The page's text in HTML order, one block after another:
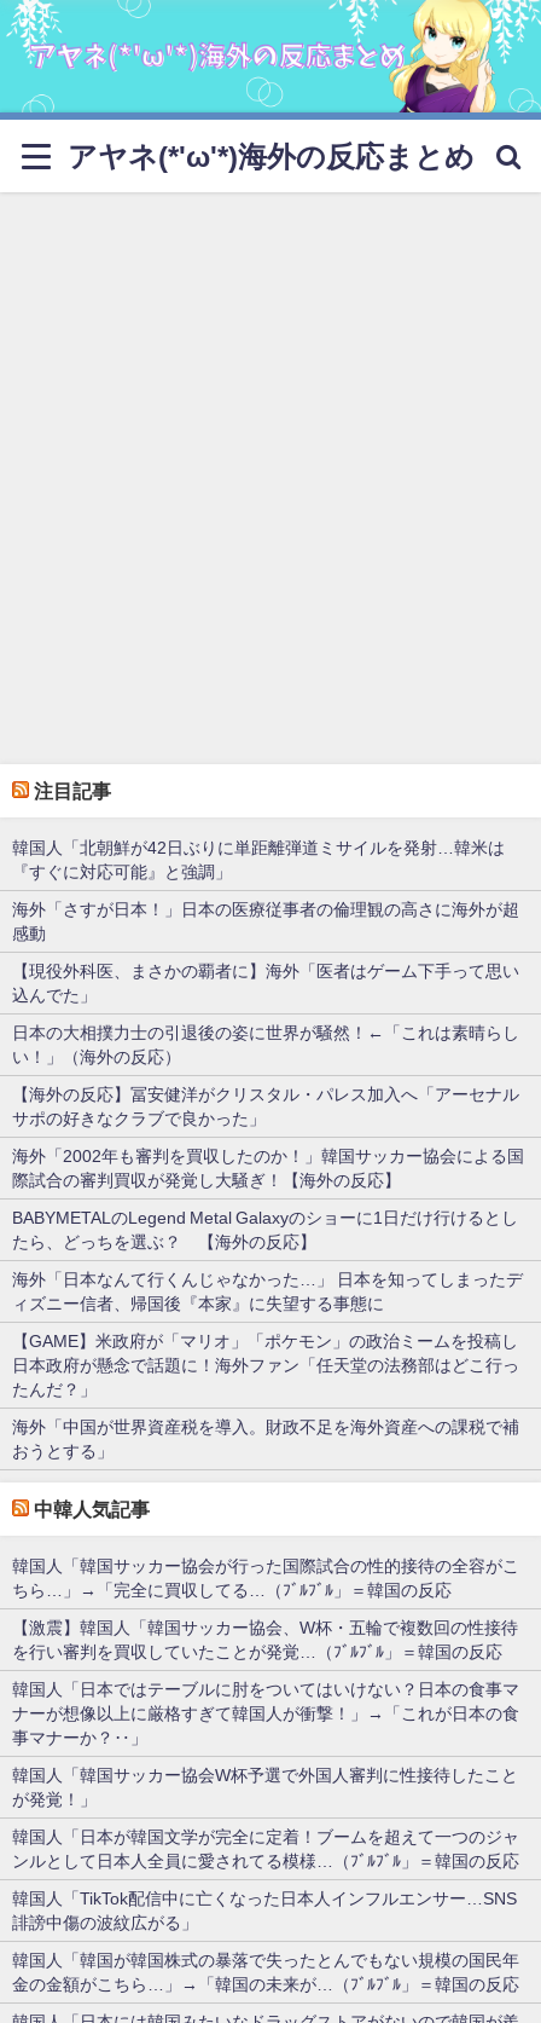
アヤネ(*'ω'*)海外の反応まとめ
注目記事
韓国人「北朝鮮が42日ぶりに単距離弾道ミサイルを発射…韓米は
『すぐに対応可能』と強調」
海外「さすが日本！」日本の医療従事者の倫理観の高さに海外が超
感動
【現役外科医、まさかの覇者に】海外「医者はゲーム下手って思い
込んでた」
日本の大相撲力士の引退後の姿に世界が騒然！←「これは素晴らし
い！」（海外の反応）
【海外の反応】冨安健洋がクリスタル・パレス加入へ「アーセナル
サポの好きなクラブで良かった」
海外「2002年も審判を買収したのか！」韓国サッカー協会による国
際試合の審判買収が発覚し大騒ぎ！【海外の反応】
BABYMETALのLegend Metal Galaxyのショーに1日だけ行けるとし
たら、どっちを選ぶ？ 【海外の反応】
海外「日本なんて行くんじゃなかった…」 日本を知ってしまったデ
ィズニー信者、帰国後『本家』に失望する事態に
【GAME】米政府が「マリオ」「ポケモン」の政治ミームを投稿し
日本政府が懸念で話題に！海外ファン「任天堂の法務部はどこ行っ
たんだ？」
海外「中国が世界資産税を導入。財政不足を海外資産への課税で補
おうとする」
中韓人気記事
韓国人「韓国サッカー協会が行った国際試合の性的接待の全容がこ
ちら…」→「完全に買収してる…（ﾌﾞﾙﾌﾞﾙ」＝韓国の反応
【激震】韓国人「韓国サッカー協会、W杯・五輪で複数回の性接待
を行い審判を買収していたことが発覚…（ﾌﾞﾙﾌﾞﾙ」＝韓国の反応
韓国人「日本ではテーブルに肘をついてはいけない？日本の食事マ
ナーが想像以上に厳格すぎて韓国人が衝撃！」→「これが日本の食
事マナーか？‥」
韓国人「韓国サッカー協会W杯予選で外国人審判に性接待したこと
が発覚！」
韓国人「日本が韓国文学が完全に定着！ブームを超えて一つのジャ
ンルとして日本人全員に愛されてる模様…（ﾌﾞﾙﾌﾞﾙ」＝韓国の反応
韓国人「TikTok配信中に亡くなった日本人インフルエンサー…SNS
誹謗中傷の波紋広がる」
韓国人「韓国が韓国株式の暴落で失ったとんでもない規模の国民年
金の金額がこちら…」→「韓国の未来が…（ﾌﾞﾙﾌﾞﾙ」＝韓国の反応